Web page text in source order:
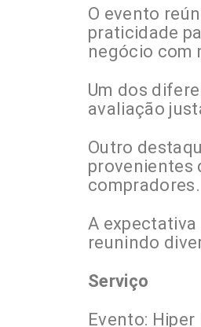
O evento
praticidade
negócio com
Um dos
avaliação
Outro
provenientes
compradores.
A
reunindo
Serviço
Evento: